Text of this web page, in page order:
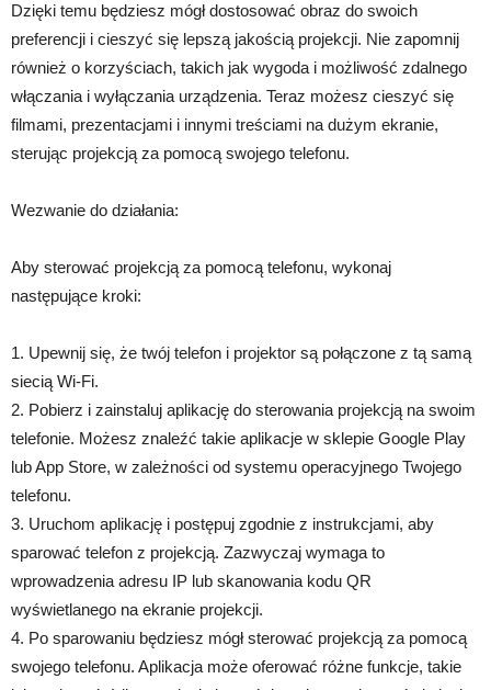
Dzięki temu będziesz mógł dostosować obraz do swoich
preferencji i cieszyć się lepszą jakością projekcji. Nie zapomnij
również o korzyściach, takich jak wygoda i możliwość zdalnego
włączania i wyłączania urządzenia. Teraz możesz cieszyć się
filmami, prezentacjami i innymi treściami na dużym ekranie,
sterując projekcją za pomocą swojego telefonu.
Wezwanie do działania:
Aby sterować projekcją za pomocą telefonu, wykonaj
następujące kroki:
1. Upewnij się, że twój telefon i projektor są połączone z tą samą
siecią Wi-Fi.
2. Pobierz i zainstaluj aplikację do sterowania projekcją na swoim
telefonie. Możesz znaleźć takie aplikacje w sklepie Google Play
lub App Store, w zależności od systemu operacyjnego Twojego
telefonu.
3. Uruchom aplikację i postępuj zgodnie z instrukcjami, aby
sparować telefon z projekcją. Zazwyczaj wymaga to
wprowadzenia adresu IP lub skanowania kodu QR
wyświetlanego na ekranie projekcji.
4. Po sparowaniu będziesz mógł sterować projekcją za pomocą
swojego telefonu. Aplikacja może oferować różne funkcje, takie